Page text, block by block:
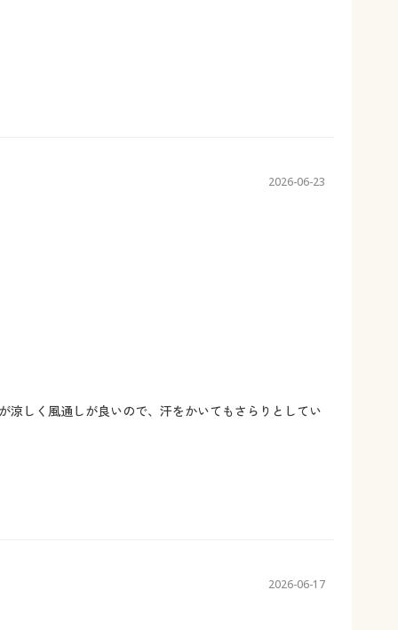
2026-06-23
しく風通しが良いので、汗をかいてもさらりとしてい
2026-06-17